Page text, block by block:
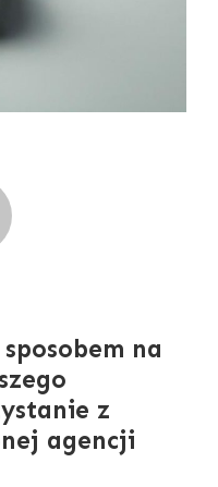
na
z
agencji